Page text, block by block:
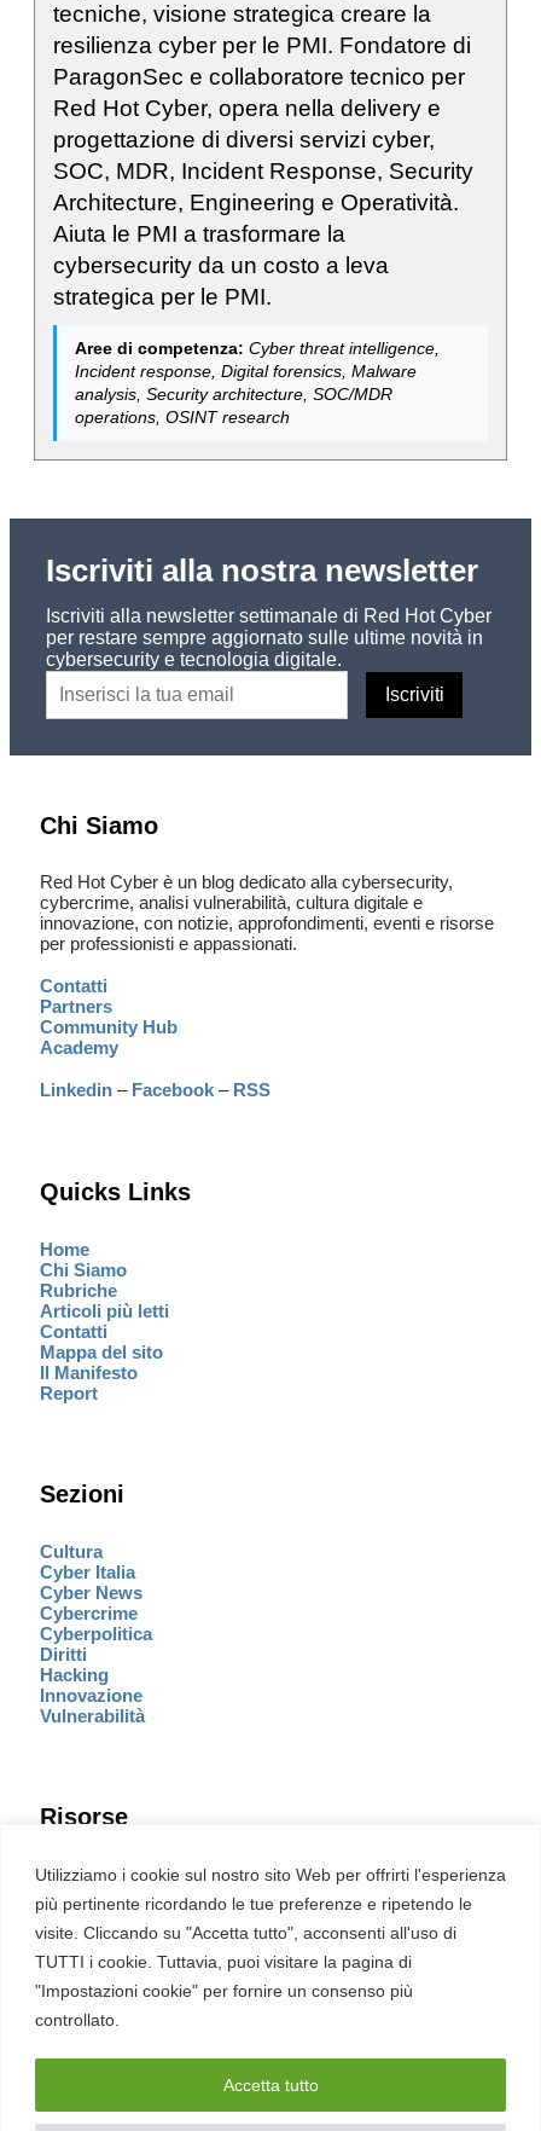
Utilizziamo i cookie sul nostro sito Web per offrirti l'esperienza
più pertinente ricordando le tue preferenze e ripetendo le
visite. Cliccando su "Accetta tutto", acconsenti all'uso di
TUTTI i cookie. Tuttavia, puoi visitare la pagina di
"Impostazioni cookie" per fornire un consenso più
controllato.
Accetta tutto
tecniche, visione strategica creare la
resilienza cyber per le PMI. Fondatore di
ParagonSec e collaboratore tecnico per
Red Hot Cyber, opera nella delivery e
progettazione di diversi servizi cyber,
SOC, MDR, Incident Response, Security
Architecture, Engineering e Operatività.
Aiuta le PMI a trasformare la
cybersecurity da un costo a leva
strategica per le PMI.
Aree di competenza: Cyber threat intelligence,
Incident response, Digital forensics, Malware
analysis, Security architecture, SOC/MDR
operations, OSINT research
Iscriviti alla nostra newsletter
Iscriviti alla newsletter settimanale di Red Hot Cyber
per restare sempre aggiornato sulle ultime novità in
cybersecurity e tecnologia digitale.
Chi Siamo
Red Hot Cyber è un blog dedicato alla cybersecurity,
cybercrime, analisi vulnerabilità, cultura digitale e
innovazione, con notizie, approfondimenti, eventi e risorse
per professionisti e appassionati.
Contatti
Partners
Community Hub
Academy
Linkedin – Facebook – RSS
Quicks Links
Home
Chi Siamo
Rubriche
Articoli più letti
Contatti
Mappa del sito
Il Manifesto
Report
Sezioni
Cultura
Cyber Italia
Cyber News
Cybercrime
Cyberpolitica
Diritti
Hacking
Innovazione
Vulnerabilità
Risorse
Eventi
Fumetto Cyber
Newsletter
Servizi
Pubblicità
English
Ultime CVE critiche
2026 – REDHOTCYBER Srl. Tutti i diritti riservati